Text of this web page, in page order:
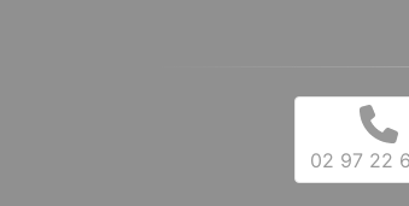
02 97 22